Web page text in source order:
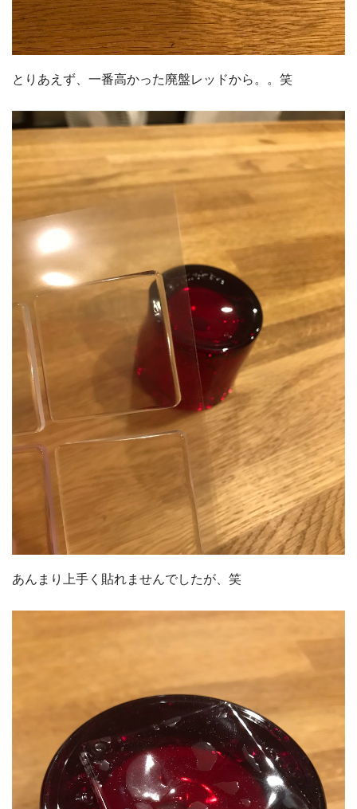
とりあえず、一番高かった廃盤レッドから。。笑
あんまり上手く貼れませんでしたが、笑